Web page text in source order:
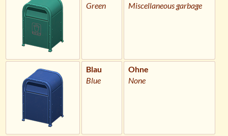
Green
Miscellaneous garbage
Blau
Blue
Ohne
None